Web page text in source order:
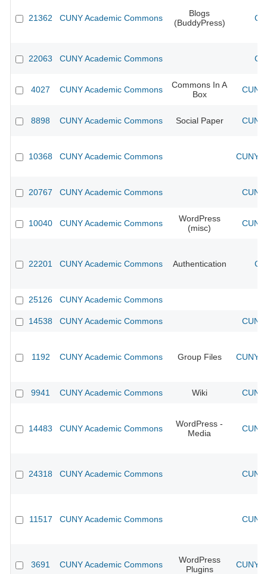
21362 CUNY Academic Commons
Blogs
(BuddyPress)
22063 CUNY Academic Commons
4027 CUNY Academic Commons
Commons In A
Box
8898 CUNY Academic Commons Social Paper
10368 CUNY Academic Commons CUNY
20767 CUNY Academic Commons
10040 CUNY Academic Commons
WordPress
(misc)
22201 CUNY Academic Commons Authentication
25126 CUNY Academic Commons
14538 CUNY Academic Commons
1192 CUNY Academic Commons Group Files CUNY
9941 CUNY Academic Commons Wiki
14483 CUNY Academic Commons
WordPress -
Media
24318 CUNY Academic Commons
11517 CUNY Academic Commons
3691 CUNY Academic Commons
WordPress
Plugins
CUNY